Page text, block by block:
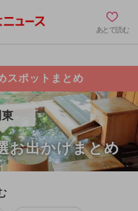
あとで読む
スポットまとめ
お出かけまとめ